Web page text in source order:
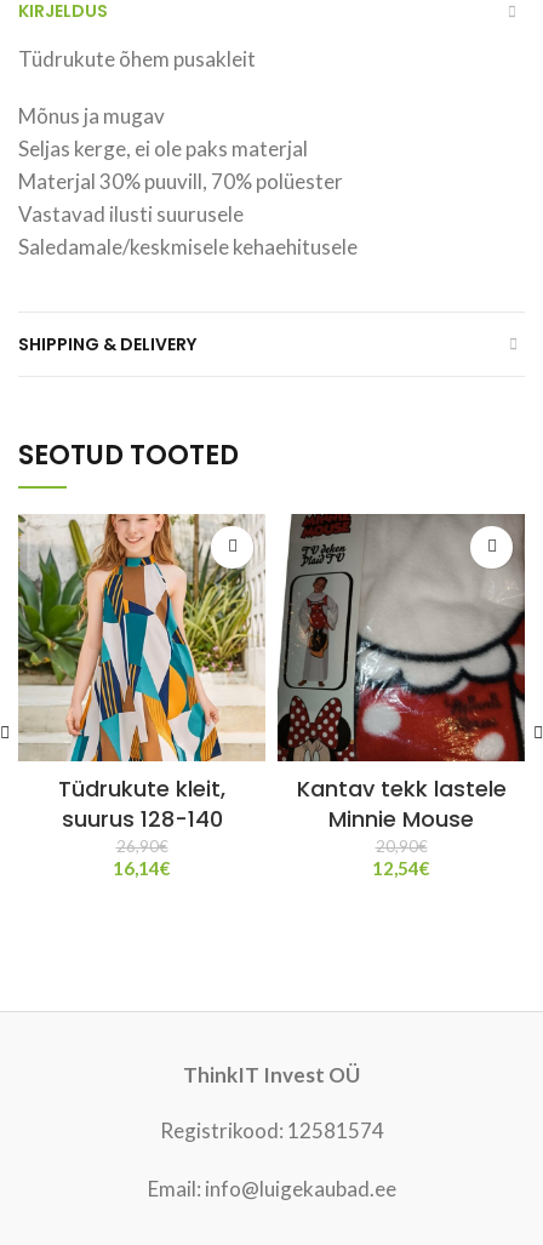
KIRJELDUS
Tüdrukute õhem pusakleit
Mõnus ja mugav
Seljas kerge, ei ole paks materjal
Materjal 30% puuvill, 70% polüester
Vastavad ilusti suurusele
Saledamale/keskmisele kehaehitusele
SHIPPING & DELIVERY
SEOTUD TOOTED
Tüdrukute kleit,
suurus 128-140
26,90€
16,14€
Kantav tekk lastele
Minnie Mouse
20,90€
12,54€
ThinkIT Invest OÜ
Registrikood: 12581574
Email: info@luigekaubad.ee